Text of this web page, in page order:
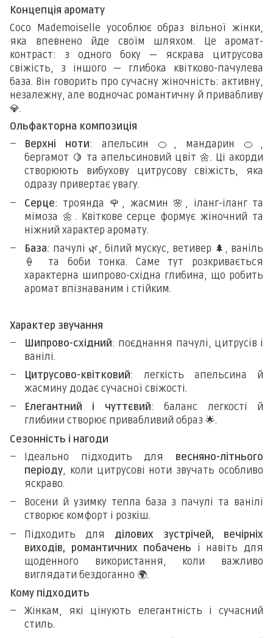
Концепція аромату
Coco Mademoiselle уособлює образ вільної жінки,
яка впевнено йде своїм шляхом. Це аромат-
контраст: з одного боку — яскрава цитрусова
свіжість, з іншого — глибока квітково-пачулева
база. Він говорить про сучасну жіночність: активну,
незалежну, але водночас романтичну й привабливу
💎.
Ольфакторна композиція
Верхні ноти: апельсин 🍊 , мандарин 🍊 ,
бергамот 🍋 та апельсиновий цвіт 🌼. Ці акорди
створюють вибухову цитрусову свіжість, яка
одразу привертає увагу.
Серце: троянда 🌹 , жасмин 🌸 , іланг-іланг та
мімоза 🌼 . Квіткове серце формує жіночний та
ніжний характер аромату.
База: пачулі 🌿, білий мускус, ветивер 🌲 , ваніль
🍦
та боби тонка. Саме тут розкривається
характерна шипрово-східна глибина, що робить
аромат впізнаваним і стійким.
Характер звучання
Шипрово-східний: поєднання пачулі, цитрусів і
ванілі.
Цитрусово-квітковий: легкість апельсина й
жасмину додає сучасної свіжості.
Елегантний і чуттєвий: баланс легкості й
глибини створює привабливий образ 🌟.
Сезонність і нагоди
Ідеально підходить для весняно-літнього
періоду, коли цитрусові ноти звучать особливо
яскраво.
Восени й узимку тепла база з пачулі та ванілі
створює комфорт і розкіш.
Підходить для ділових зустрічей, вечірніх
виходів, романтичних побачень і навіть для
щоденного використання, коли важливо
виглядати бездоганно 🌍.
Кому підходить
Жінкам, які цінують елегантність і сучасний
стиль.